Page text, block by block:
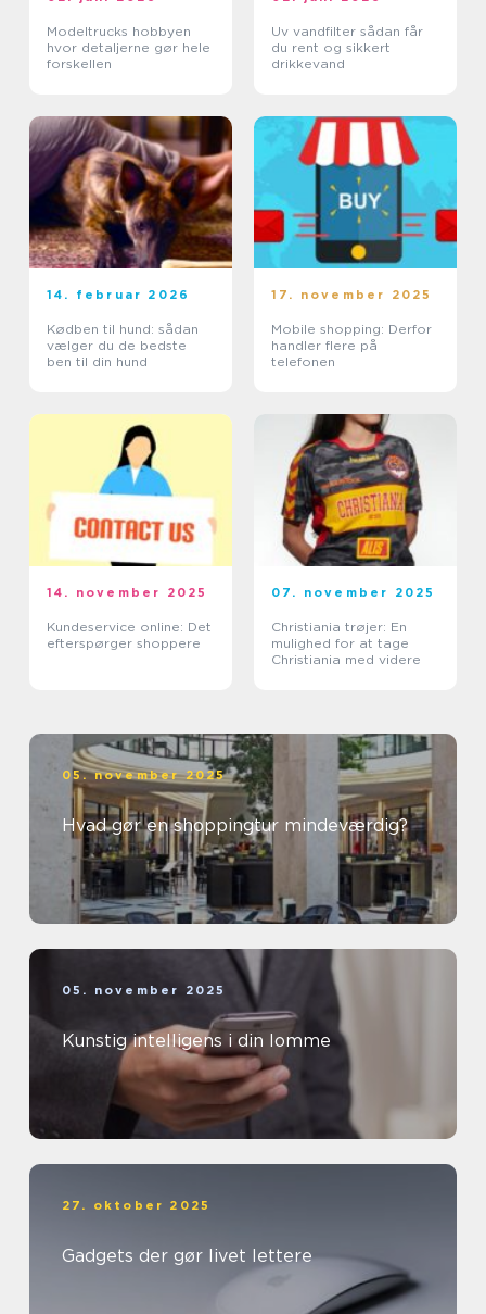
Modeltrucks hobbyen
hvor detaljerne gør hele
forskellen
Uv vandfilter sådan får
du rent og sikkert
drikkevand
14. februar 2026
Kødben til hund: sådan
vælger du de bedste
ben til din hund
17. november 2025
Mobile shopping: Derfor
handler flere på
telefonen
14. november 2025
Kundeservice online: Det
efterspørger shoppere
07. november 2025
Christiania trøjer: En
mulighed for at tage
Christiania med videre
05. november 2025
Hvad gør en shoppingtur mindeværdig?
05. november 2025
Kunstig intelligens i din lomme
27. oktober 2025
Gadgets der gør livet lettere